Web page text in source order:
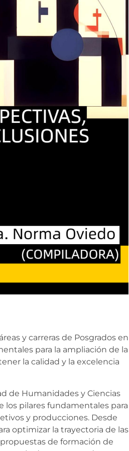
y carreras de Posgrados en
para la ampliación de la
la calidad y la excelencia
de Humanidades y Ciencias
los pilares fundamentales para
y producciones. Desde
optimizar la trayectoria de las
de formación de